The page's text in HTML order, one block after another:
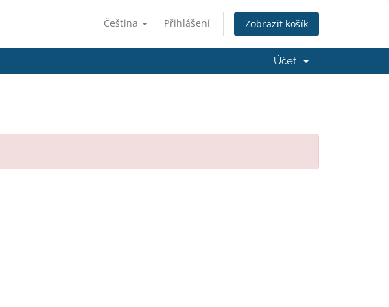
Čeština Přihlášení Zobrazit košík
Účet